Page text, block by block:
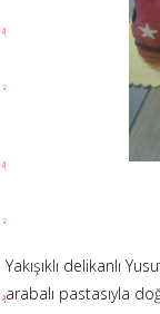
Yakışıklı delikanlı
arabalı pastasıyla